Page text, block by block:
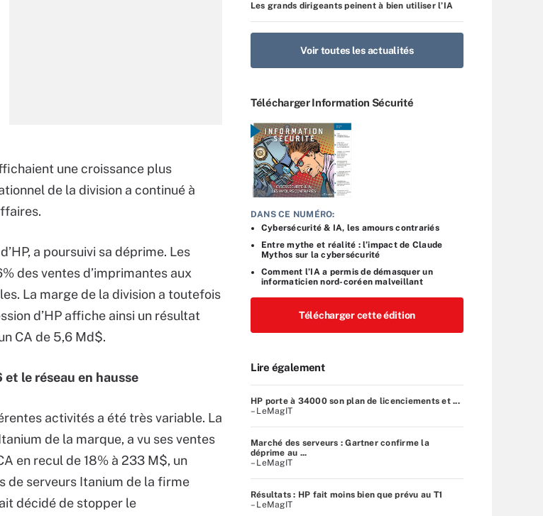
une croissance plus
de la division a continué à
a poursuivi sa déprime. Les
des ventes d’imprimantes aux
La marge de la division a toutefois
d’HP affiche ainsi un résultat
CA de 5,6 Md$.
le réseau en hausse
activités a été très variable. La
de la marque, a vu ses ventes
en recul de 18% à 233 M$, un
de serveurs Itanium de la firme
décidé de stopper le
Les grands dirigeants peinent à bien utiliser l’IA
Voir toutes les actualités
Télécharger Information Sécurité
DANS CE NUMÉRO:
Cybersécurité & IA, les amours contrariés
Entre mythe et réalité : l’impact de Claude
Mythos sur la cybersécurité
Comment l’IA a permis de démasquer un
informaticien nord-coréen malveillant
Télécharger cette édition
Lire également
HP porte à 34000 son plan de licenciements et ...
– LeMagIT
Marché des serveurs : Gartner confirme la
déprime au ...
– LeMagIT
Résultats : HP fait moins bien que prévu au T1
– LeMagIT